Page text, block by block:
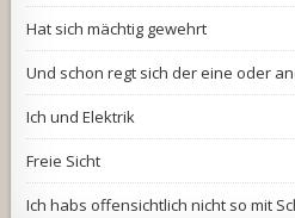
Hat sich mächtig gewehrt
Und schon regt sich der eine oder
Ich und Elektrik
Freie Sicht
Ich habs offensichtlich nicht so mit